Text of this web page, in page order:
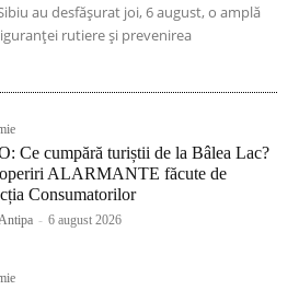
au desfășurat joi, 6 august, o amplă
rutiere și prevenirea
Ce cumpără turiștii de la Bâlea Lac?
ALARMANTE făcute de
Consumatorilor
- 6 august 2026